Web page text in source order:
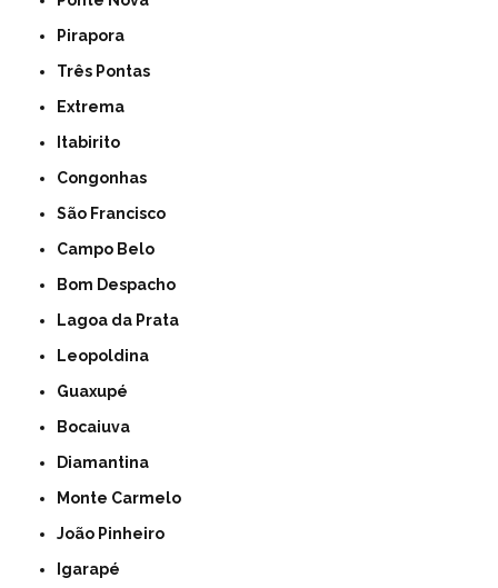
Pirapora
Três Pontas
Extrema
Itabirito
Congonhas
São Francisco
Campo Belo
Bom Despacho
Lagoa da Prata
Leopoldina
Guaxupé
Bocaiuva
Diamantina
Monte Carmelo
João Pinheiro
Igarapé